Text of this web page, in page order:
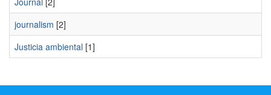
journalism [2]
Justicia ambiental [1]